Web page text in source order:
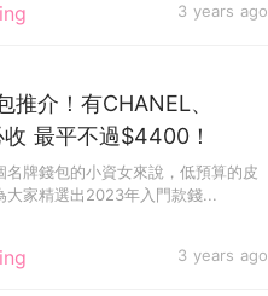
3 years ago
3 years ago
推介！有CHANEL、
最平不過$4400！
名牌錢包的小資女來說，低預算的皮
大家精選出2023年入門款錢...